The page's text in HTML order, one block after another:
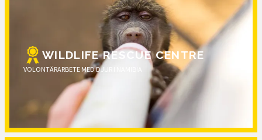
WILDLIFE RESCUE CENTRE
VOLONTÄRARBETE MED DJUR I NAMIBIA